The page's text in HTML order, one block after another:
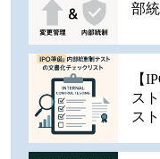
部
【
ス
スト